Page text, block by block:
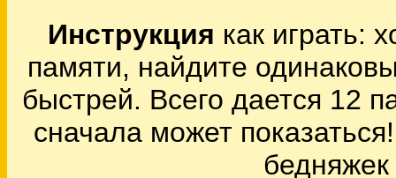
Инструкция как играть:
памяти, найдите
быстрей. Всего дается 12
сначала может
бедняжек